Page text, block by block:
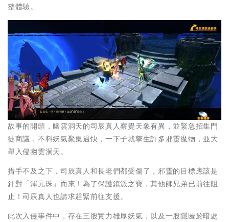
整體驗。
故事的開頭，幽雲洞天的司辰真人察覺天象有異，並緊急招集門
徒商議，不料妖氣聚集過快，一下子就孳生許多邪靈魔物，並大
舉入侵幽雲洞天。
措手不及之下，司辰真人和長老們都受傷了，邪靈的目標應該是
針對「渾元珠」而來！為了保護鎮派之寶，其他師兄弟已前往阻
止！司辰真人也請求趕緊前往支援。
此次入侵事件中，存在三股實力雄厚妖氣，以及一股隱匿於暗處